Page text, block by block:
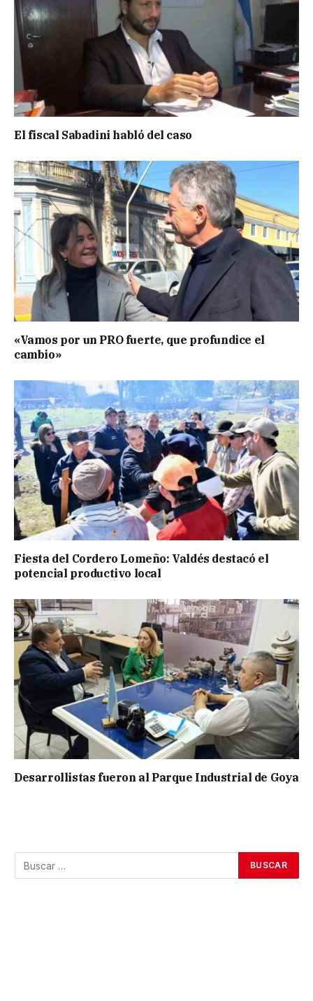
El fiscal Sabadini habló del caso
«Vamos por un PRO fuerte, que profundice el
cambio»
Fiesta del Cordero Lomeño: Valdés destacó el
potencial productivo local
Desarrollistas fueron al Parque Industrial de Goya